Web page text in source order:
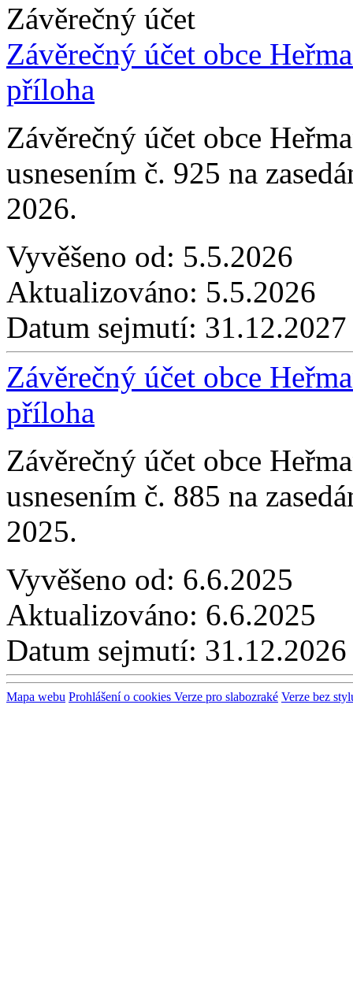
Závěrečný účet
Závěrečný účet obce
příloha
Závěrečný účet obce
usnesením č. 925 na
2026.
Vyvěšeno od: 5.5.2026
Aktualizováno: 5.5.2026
Datum sejmutí: 31.12.2027
Závěrečný účet obce
příloha
Závěrečný účet obce
usnesením č. 885 na
2025.
Vyvěšeno od: 6.6.2025
Aktualizováno: 6.6.2025
Datum sejmutí: 31.12.2026
Mapa webu Prohlášení o cookies Verze pro slabozraké Verze bez